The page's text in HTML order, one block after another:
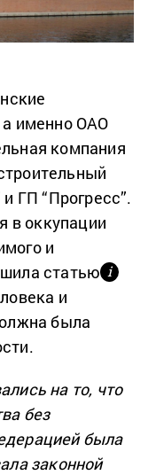
а именно ОАО
компания
ГП “Прогресс”.
в оккупации
и
статью і
и
была
на то, что
без
была
законной